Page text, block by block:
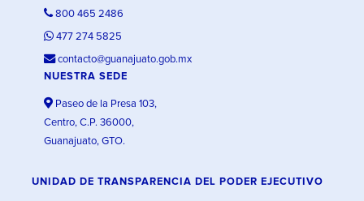
800 465 2486
477 274 5825
contacto@guanajuato.gob.mx
NUESTRA SEDE
Paseo de la Presa 103,
Centro, C.P. 36000,
Guanajuato, GTO.
UNIDAD DE TRANSPARENCIA DEL PODER EJECUTIVO